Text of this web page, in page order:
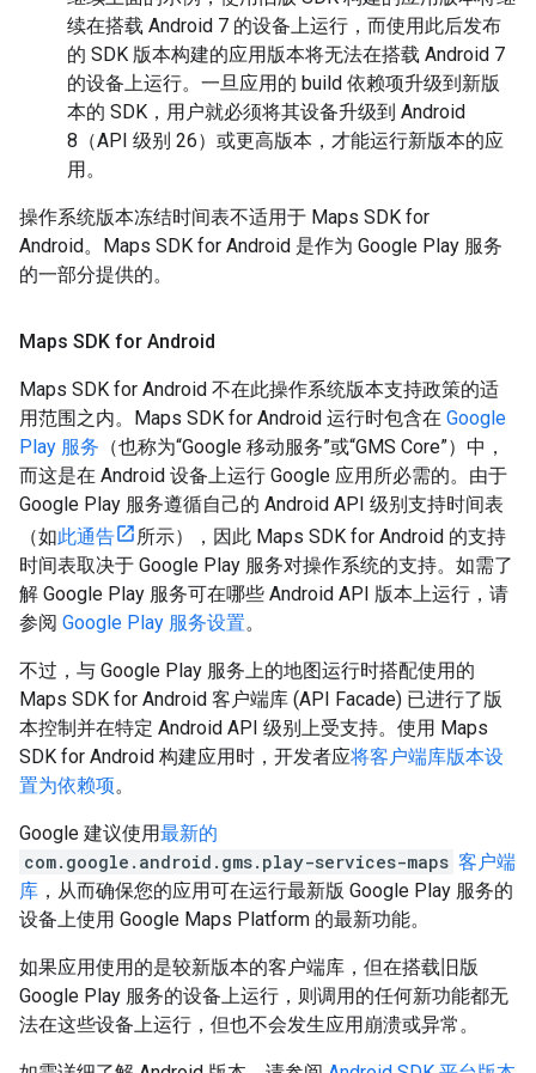
续在搭载 Android 7 的设备上运行，而使用此后发布
的 SDK 版本构建的应用版本将无法在搭载 Android 7
的设备上运行。一旦应用的 build 依赖项升级到新版
本的 SDK，用户就必须将其设备升级到 Android
8（API 级别 26）或更高版本，才能运行新版本的应
用。
操作系统版本冻结时间表不适用于 Maps SDK for
Android。Maps SDK for Android 是作为 Google Play 服务
的一部分提供的。
Maps SDK for Android
Maps SDK for Android 不在此操作系统版本支持政策的适
用范围之内。Maps SDK for Android 运行时包含在 Google
Play 服务 （也称为“Google 移动服务”或“GMS Core”）中，
而这是在 Android 设备上运行 Google 应用所必需的。由于
Google Play 服务遵循自己的 Android API 级别支持时间表
（如此通告
所示），因此 Maps SDK for Android 的支持
时间表取决于 Google Play 服务对操作系统的支持。如需了
解 Google Play 服务可在哪些 Android API 版本上运行，请
参阅 Google Play 服务设置。
不过，与 Google Play 服务上的地图运行时搭配使用的
Maps SDK for Android 客户端库 (API Facade) 已进行了版
本控制并在特定 Android API 级别上受支持。使用 Maps
SDK for Android 构建应用时，开发者应将客户端库版本设
置为依赖项。
Google 建议使用最新的
com.google.android.gms.play-services-maps 客户端
库 ，从而确保您的应用可在运行最新版 Google Play 服务的
设备上使用 Google Maps Platform 的最新功能。
如果应用使用的是较新版本的客户端库，但在搭载旧版
Google Play 服务的设备上运行，则调用的任何新功能都无
法在这些设备上运行，但也不会发生应用崩溃或异常。